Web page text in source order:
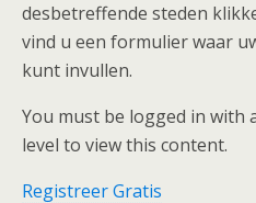
desbetreffende steden
vind u een formulier waar
kunt invullen.
You must be logged in with
level to view this content.
Registreer Gratis